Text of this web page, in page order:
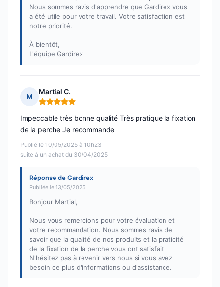
Nous sommes ravis d'apprendre que Gardirex vous
a été utile pour votre travail. Votre satisfaction est
notre priorité.
À bientôt,
L'équipe Gardirex
M
Martial C.
Note : 5 sur 5
Publié le 10/05/2025 à 10h23
suite à un achat du 30/04/2025
Impeccable très bonne qualité Très pratique la fixation
de la perche Je recommande
Réponse de Gardirex
Publiée le 13/05/2025
Bonjour Martial,
Nous vous remercions pour votre évaluation et
votre recommandation. Nous sommes ravis de
savoir que la qualité de nos produits et la praticité
de la fixation de la perche vous ont satisfait.
N'hésitez pas à revenir vers nous si vous avez
besoin de plus d'informations ou d'assistance.